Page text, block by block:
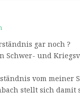
gar noch ?
Schwer- und
vom meiner
stellt sich